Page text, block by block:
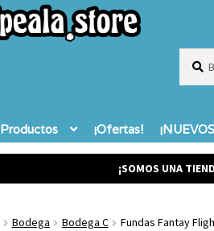
Buscar
Productos ¡Ofertas!
¡SOMOS UNA
Bodega Bodega C Fundas Fantay